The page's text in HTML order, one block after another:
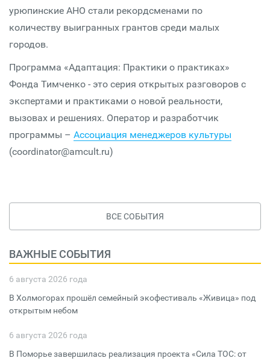
урюпинские АНО стали рекордсменами по
количеству выигранных грантов среди малых
городов.
Программа «Адаптация: Практики о практиках»
Фонда Тимченко - это серия открытых разговоров с
экспертами и практиками о новой реальности,
вызовах и решениях. Оператор и разработчик
программы – Ассоциация менеджеров культуры
(coordinator@amcult.ru)
ВСЕ СОБЫТИЯ
ВАЖНЫЕ СОБЫТИЯ
6 августа 2026 года
В Холмогорах прошёл семейный экофестиваль «Живица» под
открытым небом
6 августа 2026 года
В Поморье завершилась реализация проекта «Сила ТОС: от